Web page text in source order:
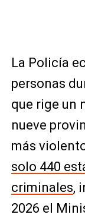
La Policía
personas
que rige un
nueve
más
solo 440
criminales,
2026 el